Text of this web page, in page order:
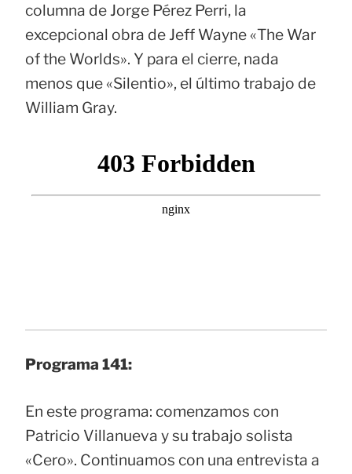
columna de Jorge Pérez Perri, la
excepcional obra de Jeff Wayne «The War
of the Worlds». Y para el cierre, nada
menos que «Silentio», el último trabajo de
William Gray.
Programa 141:
En este programa: comenzamos con
Patricio Villanueva y su trabajo solista
«Cero». Continuamos con una entrevista a